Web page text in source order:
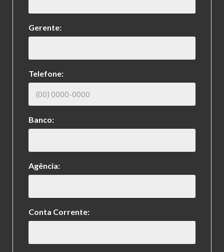
Gerente:
Telefone:
Banco:
Agência:
Conta Corrente: